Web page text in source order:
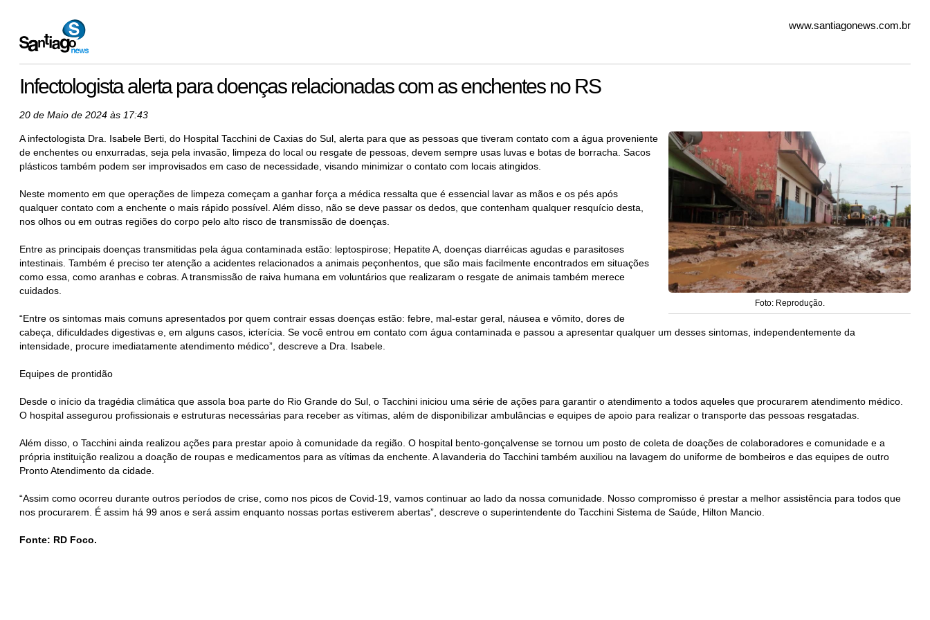
www.santiagonews.com.br
Infectologista alerta para doenças relacionadas com as enchentes no RS
20 de Maio de 2024 às 17:43
Foto: Reprodução.
A infectologista Dra. Isabele Berti, do Hospital Tacchini de Caxias do Sul, alerta para que as pessoas que tiveram contato com a água proveniente
de enchentes ou enxurradas, seja pela invasão, limpeza do local ou resgate de pessoas, devem sempre usas luvas e botas de borracha. Sacos
plásticos também podem ser improvisados em caso de necessidade, visando minimizar o contato com locais atingidos.
Neste momento em que operações de limpeza começam a ganhar força a médica ressalta que é essencial lavar as mãos e os pés após
qualquer contato com a enchente o mais rápido possível. Além disso, não se deve passar os dedos, que contenham qualquer resquício desta,
nos olhos ou em outras regiões do corpo pelo alto risco de transmissão de doenças.
Entre as principais doenças transmitidas pela água contaminada estão: leptospirose; Hepatite A, doenças diarréicas agudas e parasitoses
intestinais. Também é preciso ter atenção a acidentes relacionados a animais peçonhentos, que são mais facilmente encontrados em situações
como essa, como aranhas e cobras. A transmissão de raiva humana em voluntários que realizaram o resgate de animais também merece
cuidados.
“Entre os sintomas mais comuns apresentados por quem contrair essas doenças estão: febre, mal-estar geral, náusea e vômito, dores de
cabeça, dificuldades digestivas e, em alguns casos, icterícia. Se você entrou em contato com água contaminada e passou a apresentar qualquer um desses sintomas, independentemente da
intensidade, procure imediatamente atendimento médico”, descreve a Dra. Isabele.
Equipes de prontidão
Desde o início da tragédia climática que assola boa parte do Rio Grande do Sul, o Tacchini iniciou uma série de ações para garantir o atendimento a todos aqueles que procurarem atendimento médico.
O hospital assegurou profissionais e estruturas necessárias para receber as vítimas, além de disponibilizar ambulâncias e equipes de apoio para realizar o transporte das pessoas resgatadas.
Além disso, o Tacchini ainda realizou ações para prestar apoio à comunidade da região. O hospital bento-gonçalvense se tornou um posto de coleta de doações de colaboradores e comunidade e a
própria instituição realizou a doação de roupas e medicamentos para as vítimas da enchente. A lavanderia do Tacchini também auxiliou na lavagem do uniforme de bombeiros e das equipes de outro
Pronto Atendimento da cidade.
“Assim como ocorreu durante outros períodos de crise, como nos picos de Covid-19, vamos continuar ao lado da nossa comunidade. Nosso compromisso é prestar a melhor assistência para todos que
nos procurarem. É assim há 99 anos e será assim enquanto nossas portas estiverem abertas”, descreve o superintendente do Tacchini Sistema de Saúde, Hilton Mancio.
Fonte: RD Foco.